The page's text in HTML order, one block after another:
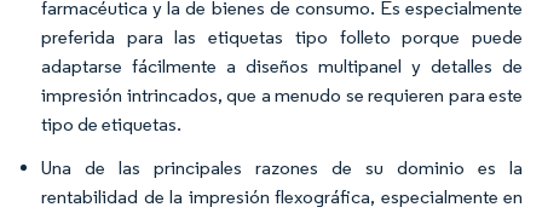
farmacéutica y la de bienes de consumo. Es especialmente
preferida para las etiquetas tipo folleto porque puede
adaptarse fácilmente a diseños multipanel y detalles de
impresión intrincados, que a menudo se requieren para este
tipo de etiquetas.
Una de las principales razones de su dominio es la
rentabilidad de la impresión flexográfica, especialmente en